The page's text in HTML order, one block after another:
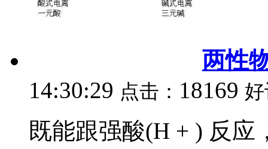
两性
14:30:29 点击： 18169
既能跟强酸(H + ) 反应